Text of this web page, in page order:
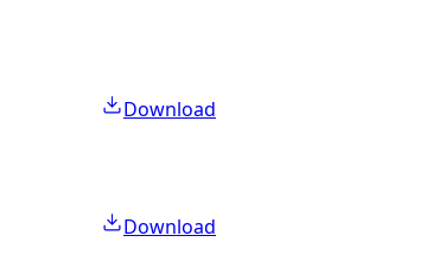
Download
Download